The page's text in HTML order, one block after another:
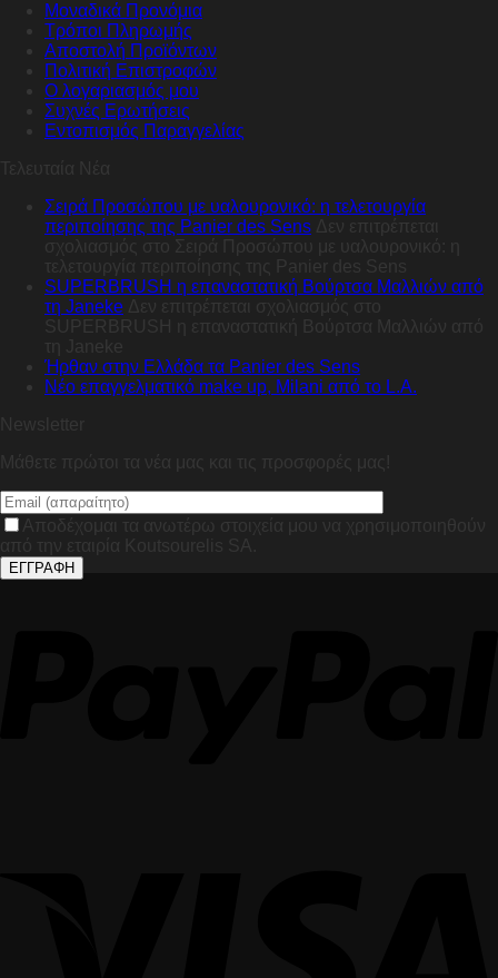
Μοναδικά Προνόμια
Τρόποι Πληρωμής
Αποστολή Προϊόντων
Πολιτική Επιστροφών
Ο λογαριασμός μου
Συχνές Ερωτήσεις
Εντοπισμός Παραγγελίας
Τελευταία Νέα
Σειρά Προσώπου με υαλουρονικό: η τελετουργία
περιποίησης της Panier des Sens Δεν επιτρέπεται
σχολιασμός
στο Σειρά Προσώπου με υαλουρονικό: η
τελετουργία περιποίησης της Panier des Sens
SUPERBRUSH η επαναστατική Βούρτσα Μαλλιών από
τη Janeke Δεν επιτρέπεται σχολιασμός
SUPERBRUSH η επαναστατική Βούρτσα Μαλλιών από
τη Janeke
Ήρθαν στην Ελλάδα τα Panier des Sens
Nέο επαγγελματικό make up, Milani από το L.A.
Newsletter
Μάθετε πρώτοι τα νέα μας και τις προσφορές μας!
Αποδέχομαι τα ανωτέρω στοιχεία μου να χρησιμοποιηθούν
από την εταιρία Koutsourelis SA.